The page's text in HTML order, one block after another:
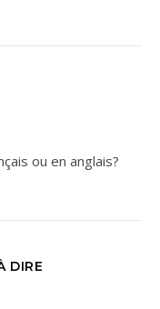
ou en anglais?
DIRE